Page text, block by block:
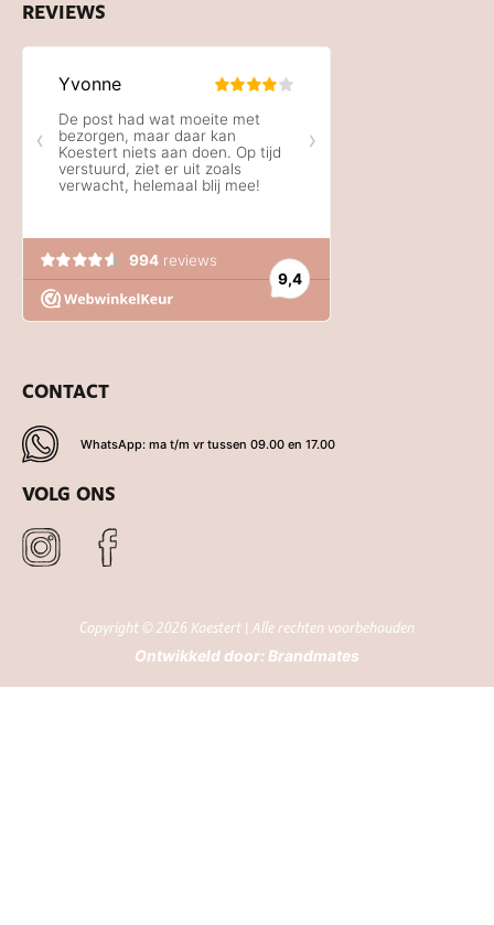
REVIEWS
CONTACT
WhatsApp: ma t/m vr tussen 09.00 en 17.00
VOLG ONS
Copyright © 2026 Koestert | Alle rechten voorbehouden
Ontwikkeld door: Brandmates